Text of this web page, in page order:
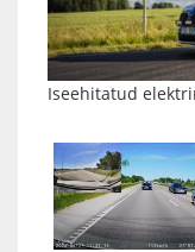
Iseehitatud